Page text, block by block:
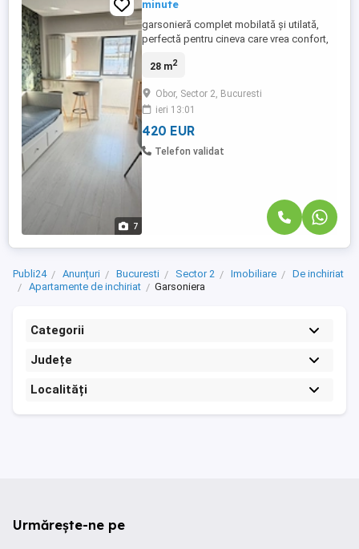
7
minute
garsonieră complet mobilată și utilată,
perfectă pentru cineva care vrea confort,
distanță. Te poți muta imediat, fără bătăi
Garsoniera se află la 3 minute de Metroul
Obor dimineața nu mai pierzi timp, ajungi
rapid ...
28 m2
Obor, Sector 2, Bucuresti
ieri 13:01
420 EUR
Telefon validat
Publi24 Anunțuri Bucuresti Sector 2 Imobiliare
De inchiriat
Apartamente de inchiriat
Garsoniera
Categorii
Județe
Localități
Urmărește-ne pe